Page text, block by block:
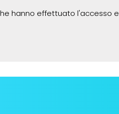
hanno effettuato l'accesso